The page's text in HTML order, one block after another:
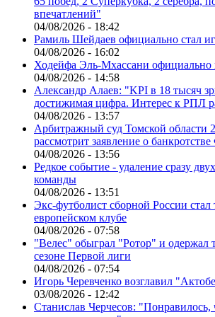
впечатлений"
04/08/2026 - 18:42
Рамиль Шейдаев официально стал
04/08/2026 - 16:02
Ходейфа Эль-Мхассани
04/08/2026 - 14:58
Александр Алаев: "KPI в 18 тысяч
достижимая цифра. Интерес к РПЛ
04/08/2026 - 13:57
Арбитражный суд Томской области
рассмотрит заявление о
04/08/2026 - 13:56
Редкое событие - удаление сразу
команды
04/08/2026 - 13:51
Экс-футболист сборной России стал
европейском клубе
04/08/2026 - 07:58
"Велес" обыграл "Ротор" и одержал
сезоне Первой лиги
04/08/2026 - 07:54
Игорь Черевченко возглавил
03/08/2026 - 12:42
Станислав Черчесов: "Понравилось,